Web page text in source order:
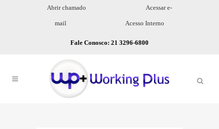
Abrir chamado Acessar e-
mail Acesso Interno
Fale Conosco: 21 3296-6800